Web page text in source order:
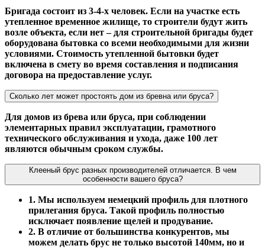
Бригада состоит из 3-4-х человек. Если на участке есть
утепленное временное жилище, то строители будут жить
возле объекта, если нет – для строительной бригады будет
оборудована бытовка со всеми необходимыми для жизни
условиями. Стоимость утепленной бытовки будет
включена в смету во время составления и подписания
договора на предоставление услуг.
Сколько лет может простоять дом из бревна или бруса?
Для домов из брева или бруса, при соблюдении
элементарных правил эксплуатации, грамотного
технического обслуживания и ухода, даже 100 лет
являются обычным сроком службы.
Клееный брус разных производителей отличается. В чем
особенности вашего бруса?
1. Мы используем немецкий профиль для плотного
прилегания бруса. Такой профиль полностью
исключает появление щелей и продувание.
2. В отличие от большинства конкурентов, мы
можем делать брус не только высотой 140мм, но и